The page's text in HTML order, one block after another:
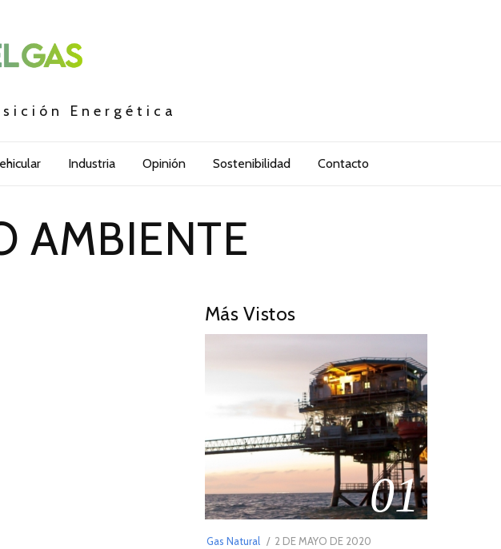
Energética
Industria Opinión Sostenibilidad Contacto
AMBIENTE
Más Vistos
01
Gas Natural
POSTED
2 DE MAYO DE 2020